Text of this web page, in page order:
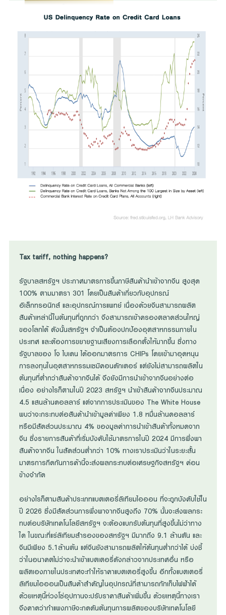
Tax tariff, nothing happens?
รัฐบาลสหรัฐฯ ประกาศมาตรการขึ้นภาษีสินค้านำเข้าจากจีน สูงสุด
100% ตามมาตรา 301 โดยเป็นสินค้าเกี่ยวกับอุปกรณ์
อิเล็กทรอนิกส์ และอุปกรณ์การแพทย์ เนื่องด้วยจีนสามารถผลิต
สินค้าเหล่านี้ในต้นทุนที่ถูกกว่า จึงสามารถเข้าครองตลาดส่วนใหญ่
ของโลกได้ ดังนั้นสหรัฐฯ จำเป็นต้องปกป้องอุตสาหกรรมภายใน
ประเทศ และต้องการขยายฐานเสียงการเลือกตั้งให้มากขึ้น ซึ่งทาง
รัฐบาลของ โจ ไบเดน ได้ออกมาตรการ CHIPs โดยเข้ามาอุดหนุน
การลงทุนในอุตสาหกรรมเซมิคอนดักเตอร์ แต่ยังไม่สามารถผลิตใน
ต้นทุนที่ต่ำกว่าสินค้าจากจีนได้ จึงยังมีการนำเข้าจากจีนอย่างต่อ
เนื่อง อย่างไรก็ตามในปี 2023 สหรัฐฯ นำเข้าสินค้าจากจีนประมาณ
4.5 แสนล้านดอลลาร์ แต่จากการประเมินของ The White House
พบว่าจะกระทบต่อสินค้านำเข้ามูลค่าเพียง 1.8 หมื่นล้านดอลลาร์
หรือมีสัดส่วนประมาณ 4% ของมูลค่าการนำเข้าสินค้าทั้งหมดจาก
จีน ซึ่งรายการสินค้าที่เริ่มบังคับใช้มาตรการในปี 2024 มีการพึ่งพา
สินค้าจากจีน ในสัดส่วนต่ำกว่า 10% ทางเราประเมินว่าในระยะสั้น
มาตรการกีดกันการค้านี้จะส่งผลกระทบต่อเศรษฐกิจสหรัฐฯ ค่อน
ข้างจำกัด
อย่างไรก็ตามสินค้าประเภทแบตเตอรี่ลิเทียมไอออน ที่จะถูกบังคับใช้ใน
ปี 2026 ซึ่งมีสัดส่วนการพึ่งพาจากจีนสูงถึง 70% นั้นจะส่งผลกระ
ทบต่อบริษัทเทคโนโลยีสหรัฐฯ จะต้องแบกรับต้นทุนที่สูงขึ้นไม่ว่าทาง
ใด ในขณะที่แร่ลิเทียมสำรองของสหรัฐฯ มีมากถึง 9.1 ล้านตัน และ
จีนมีเพียง 5.1ล้านต้น แต่จีนยังสามารถผลิตให้ต้นทุนต่ำกว่าได้ บ่งชี้
ว่าในอนาคตไม่ว่าจะนำเข้าแบตเตอรี่ดังกล่าวจากประเทศอื่น หรือ
ผลิตเองภายในประเทศจะทำให้ราคาแบตเตอรี่สูงขึ้น อีกทั้งแบตเตอรี่
ลิเทียมไอออนเป็นสินค้าสำคัญในอุปกรณ์ที่สามารถกักเก็บไฟฟ้าได้
ด้วยเหตุนี้ห่วงโซ่อุปทานจะปรับราคาสินค้าเพิ่มขึ้น ด้วยเหตุนี้ทางเรา
จึงคาดว่ากำแพงภาษีจะกดดันต้นทุนการผลิตของบริษัทเทคโนโลยี